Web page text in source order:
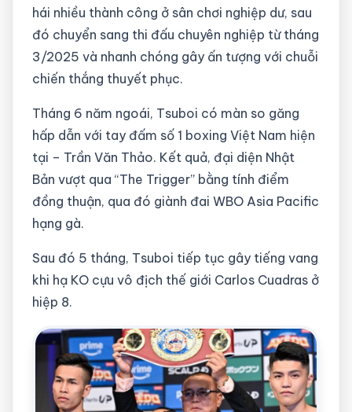
hái nhiều thành công ở sân chơi nghiệp dư, sau
đó chuyển sang thi đấu chuyên nghiệp từ tháng
3/2025 và nhanh chóng gây ấn tượng với chuỗi
chiến thắng thuyết phục.
Tháng 6 năm ngoái, Tsuboi có màn so găng
hấp dẫn với tay đấm số 1 boxing Việt Nam hiện
tại – Trần Văn Thảo. Kết quả, đại diện Nhật
Bản vượt qua “The Trigger” bằng tính điểm
đồng thuận, qua đó giành đai WBO Asia Pacific
hạng gà.
Sau đó 5 tháng, Tsuboi tiếp tục gây tiếng vang
khi hạ KO cựu vô địch thế giới Carlos Cuadras ở
hiệp 8.